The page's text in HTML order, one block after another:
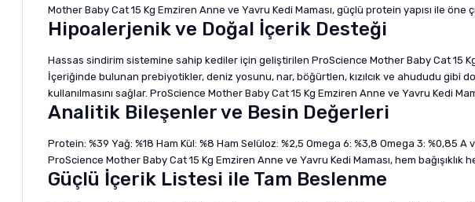
Mother Baby Cat 15 Kg Emziren Anne ve Yavru Kedi Maması, güçlü protein yapısı ile öne
Hipoalerjenik ve Doğal İçerik Desteği
Hassas sindirim sistemine sahip kediler için geliştirilen ProScience Mother Baby Cat 15
İçeriğinde bulunan prebiyotikler, deniz yosunu, nar, böğürtlen, kızılcık ve ahududu gibi
kullanılmasını sağlar. ProScience Mother Baby Cat 15 Kg Emziren Anne ve Yavru Kedi
Analitik Bileşenler ve Besin Değerleri
Protein: %39 Yağ: %18 Ham Kül: %8 Ham Selüloz: %2,5 Omega 6: %3,8 Omega 3:
ProScience Mother Baby Cat 15 Kg Emziren Anne ve Yavru Kedi Maması, hem
Güçlü İçerik Listesi ile Tam Beslenme